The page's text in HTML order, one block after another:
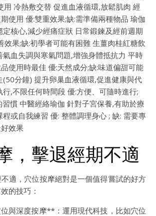
用 冷熱敷交替 促進血液循環,放鬆肌肉 經
使用 優:雙重效果;缺:需準備兩種物品 瑜伽
核心,減少經痛症狀 日常鍛鍊及經前週期
效果;缺:初學者可能有困難 生薑肉桂紅糖飲
氣血失調與寒氣問題,增強身體抵抗力 平時
使用時最佳 優:天然成分;缺:味道偏甜可能
(50分鐘) 提升卵巢血液循環,促進健康與代
,不限任何時間段 優:方便、可隨時進行;
慣 中醫經絡瑜伽 針對子宮保養,有助於療
或自我練習 優: 整體調理身心 ; 缺: 需要專
效果
，擊退經期不適
適，穴位按摩絕對是一個值得嘗試的好方
的技巧：
與深度按摩**：運用現代科技，比如穴位